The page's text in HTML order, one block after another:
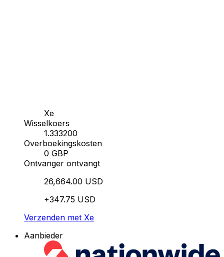
Xe
Wisselkoers
1.333200
Overboekingskosten
0 GBP
Ontvanger ontvangt
26,664.00 USD
+347.75 USD
Verzenden met Xe
Aanbieder